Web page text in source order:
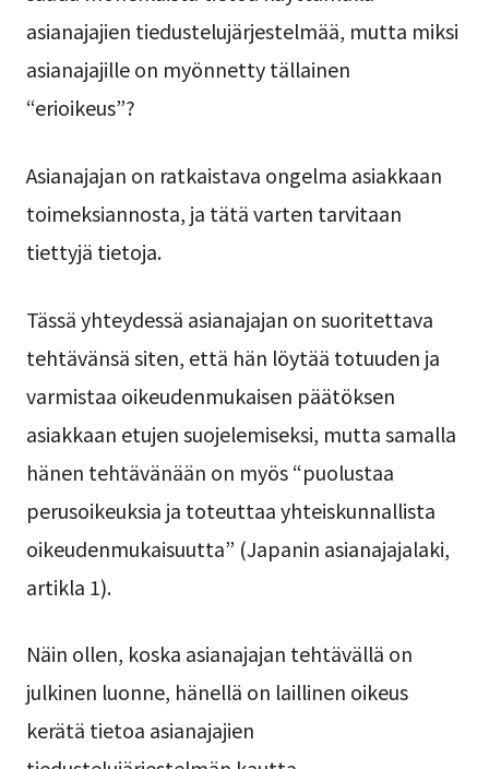
asianajajien tiedustelujärjestelmää, mutta miksi
asianajajille on myönnetty tällainen
“erioikeus”?
Asianajajan on ratkaistava ongelma asiakkaan
toimeksiannosta, ja tätä varten tarvitaan
tiettyjä tietoja.
Tässä yhteydessä asianajajan on suoritettava
tehtävänsä siten, että hän löytää totuuden ja
varmistaa oikeudenmukaisen päätöksen
asiakkaan etujen suojelemiseksi, mutta samalla
hänen tehtävänään on myös “puolustaa
perusoikeuksia ja toteuttaa yhteiskunnallista
oikeudenmukaisuutta” (Japanin asianajajalaki,
artikla 1).
Näin ollen, koska asianajajan tehtävällä on
julkinen luonne, hänellä on laillinen oikeus
kerätä tietoa asianajajien